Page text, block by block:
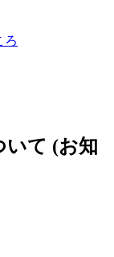
ろ
いて (お知